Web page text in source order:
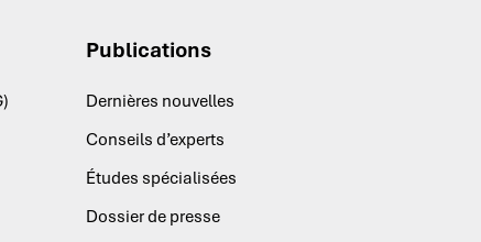
Publications
Dernières nouvelles
Conseils d’experts
Études spécialisées
Dossier de presse